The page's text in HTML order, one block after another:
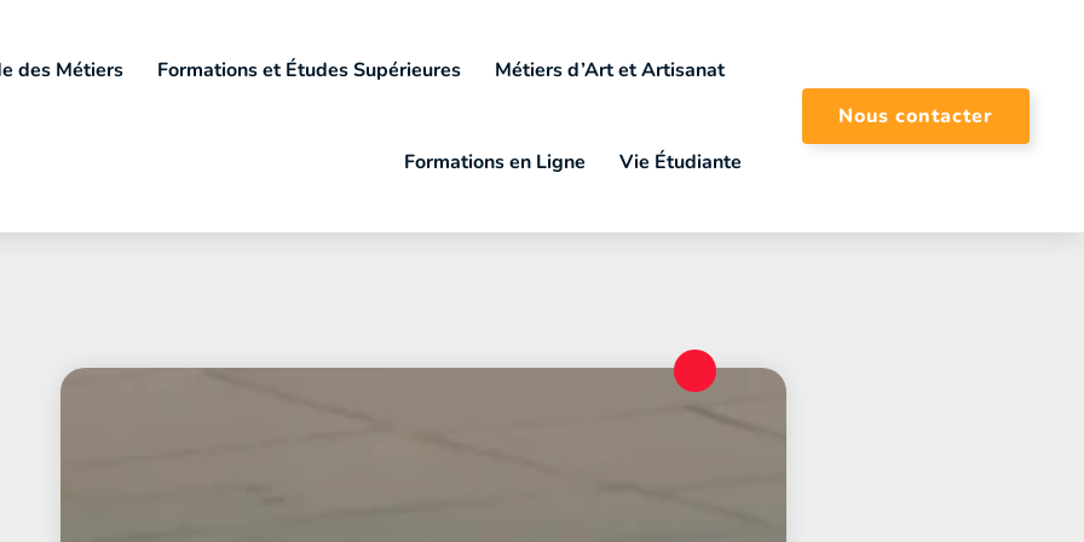
des Métiers Formations et Études Supérieures Métiers d’Art et Artisanat
Formations en Ligne Vie Étudiante
Nous contacter